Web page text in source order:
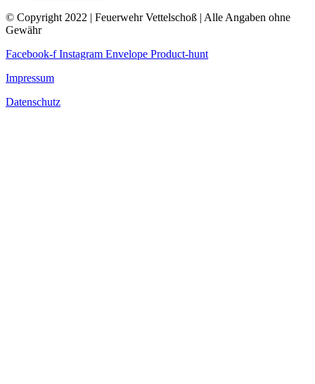
© Copyright 2022 | Feuerwehr Vettelschoß | Alle Angaben ohne
Gewähr
Facebook-f Instagram Envelope Product-hunt
Impressum
Datenschutz